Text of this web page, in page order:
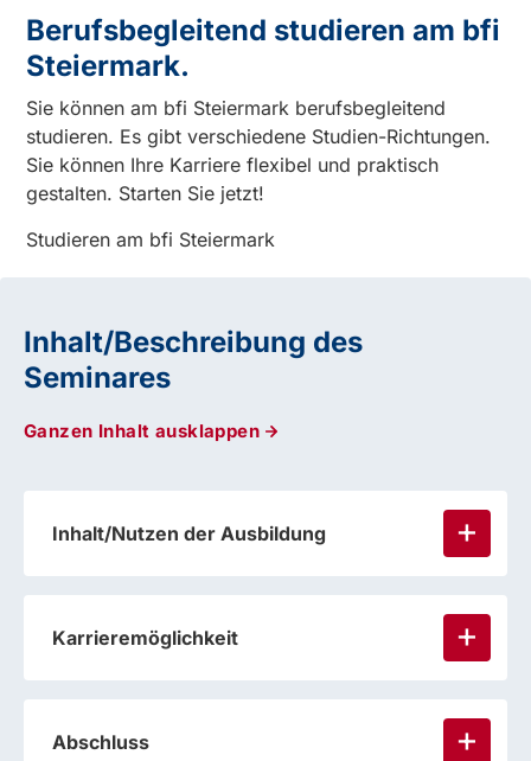
Berufsbegleitend studieren am bfi
Steiermark.
Sie können am bfi Steiermark berufsbegleitend
studieren. Es gibt verschiedene Studien-Richtungen.
Sie können Ihre Karriere flexibel und praktisch
gestalten. Starten Sie jetzt!
Studieren am bfi Steiermark
Inhalt/Beschreibung des
Seminares
Ganzen Inhalt ausklappen
Inhalt/Nutzen der Ausbildung
Karrieremöglichkeit
Abschluss